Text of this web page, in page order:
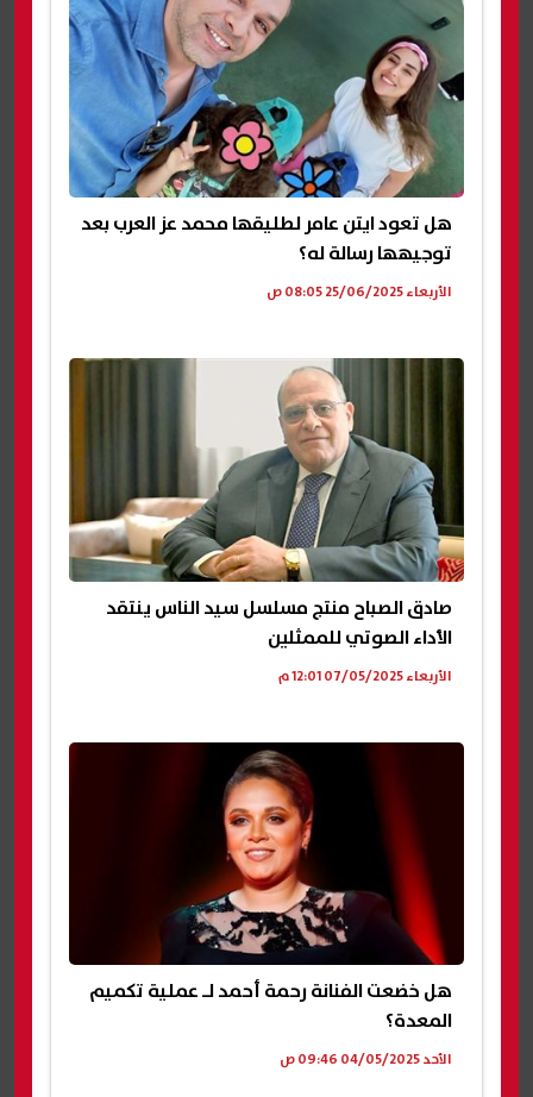
هل تعود ايتن عامر لطليقها محمد عز العرب بعد
توجيهها رسالة له؟
الأربعاء 25/06/2025 08:05 ص
صادق الصباح منتج مسلسل سيد الناس ينتقد
الأداء الصوتي للممثلين
الأربعاء 07/05/2025 12:01 م
هل خضعت الفنانة رحمة أحمد لـ عملية تكميم
المعدة؟
الأحد 04/05/2025 09:46 ص